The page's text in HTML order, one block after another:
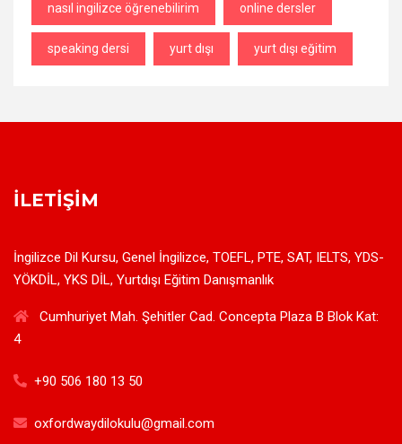
nasıl ingilizce öğrenebilirim online dersler
speaking dersi yurt dışı yurt dışı eğitim
İLETIŞIM
İngilizce Dil Kursu, Genel İngilizce, TOEFL, PTE, SAT, IELTS, YDS-
YÖKDİL, YKS DİL, Yurtdışı Eğitim Danışmanlık
Cumhuriyet Mah. Şehitler Cad. Concepta Plaza B Blok Kat:
4
+90 506 180 13 50
oxfordwaydilokulu@gmail.com